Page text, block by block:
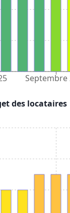
Septembre
des locataires